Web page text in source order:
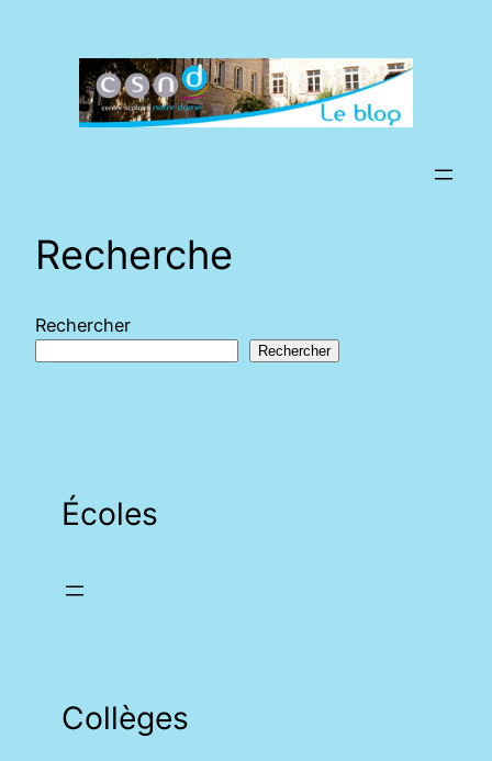
Recherche
Rechercher
Rechercher
Écoles
Collèges